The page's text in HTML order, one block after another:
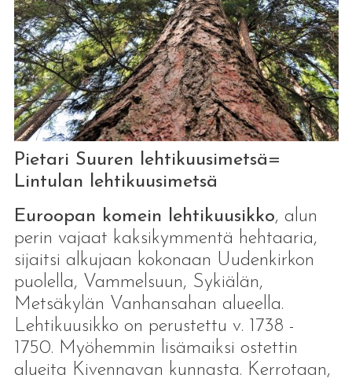
Pietari Suuren lehtikuusimetsä=
Lintulan lehtikuusimetsä
Euroopan komein lehtikuusikko, alun
perin vajaat kaksikymmentä hehtaaria,
sijaitsi alkujaan kokonaan Uudenkirkon
puolella, Vammelsuun, Sykiälän,
Metsäkylän Vanhansahan alueella.
Lehtikuusikko on perustettu v. 1738 -
1750. Myöhemmin lisämaiksi ostettin
alueita Kivennavan kunnasta. Kerrotaan,